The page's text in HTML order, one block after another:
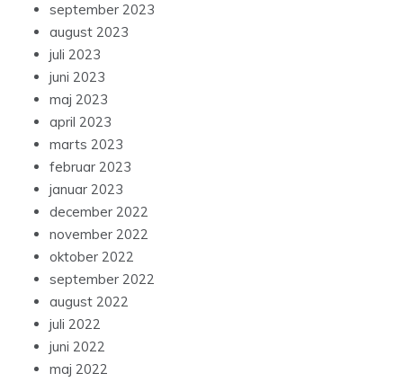
september 2023
august 2023
juli 2023
juni 2023
maj 2023
april 2023
marts 2023
februar 2023
januar 2023
december 2022
november 2022
oktober 2022
september 2022
august 2022
juli 2022
juni 2022
maj 2022